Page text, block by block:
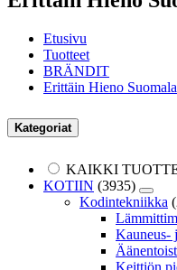
Etusivu
Tuotteet
BRÄNDIT
Erittäin Hieno
Kategoriat
KAIKKI
KOTIIN (3935)
Kodintekniikka
Kauneus-